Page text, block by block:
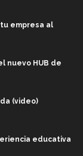
empresa al
nuevo HUB de
(video)
educativa